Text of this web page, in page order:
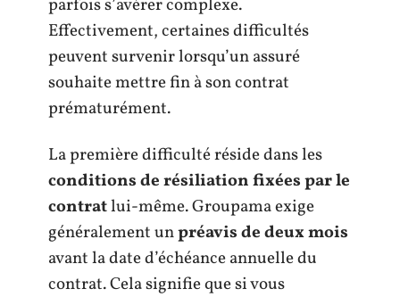
parfois s’avérer complexe.
Effectivement, certaines difficultés
peuvent survenir lorsqu’un assuré
souhaite mettre fin à son contrat
prématurément.
La première difficulté réside dans les
conditions de résiliation fixées par le
contratlui-même. Groupama exige
généralement unpréavis de deux mois
avant la date d’échéance annuelle du
contrat. Cela signifie que si vous